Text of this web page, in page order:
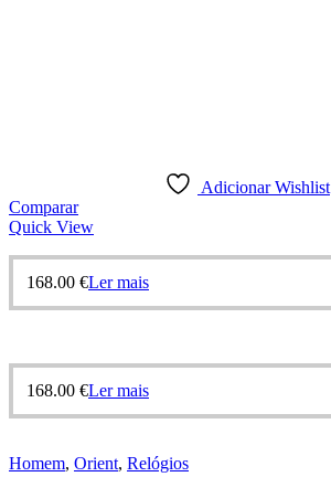
Adicionar Wishlist
Comparar
Quick View
168.00 €Ler mais
168.00 €Ler mais
Homem, Orient, Relógios